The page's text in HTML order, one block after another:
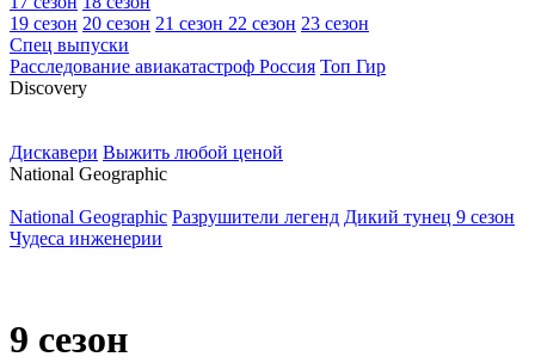
19 сезон 20 сезон 21 сезон 22 сезон 23 сезон
Спец выпуски
Расследование авиакатастроф Россия Топ Гир
Discovery
Дискавери Выжить любой ценой
National Geographic
National Geographic Разрушители легенд Дикий тунец 9 сезон
Чудеса инженерии
9 сезон